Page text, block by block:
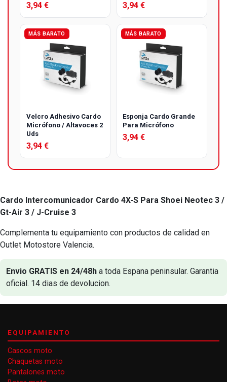
3,94 € 3,94 €
MÁS BARATO
Velcro Adhesivo Cardo
Micrófono / Altavoces 2
Uds
3,94 €
MÁS BARATO
Esponja Cardo Grande
Para Micrófono
3,94 €
Cardo Intercomunicador Cardo 4X-S Para Shoei Neotec 3 /
Gt-Air 3 / J-Cruise 3
Complementa tu equipamiento con productos de calidad en
Outlet Motostore Valencia.
Envio GRATIS en 24/48h a toda Espana peninsular. Garantia
oficial. 14 dias de devolucion.
EQUIPAMIENTO
Cascos moto
Chaquetas moto
Pantalones moto